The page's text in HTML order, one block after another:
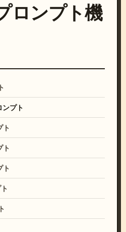
ロンプト機
プト